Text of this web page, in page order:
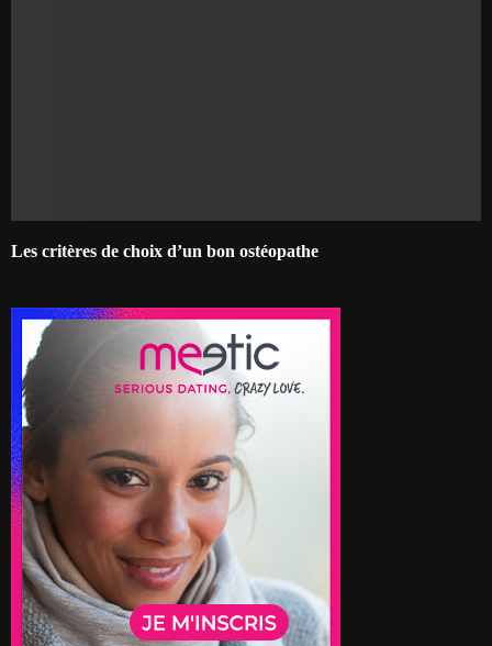
Les critères de choix d’un bon ostéopathe